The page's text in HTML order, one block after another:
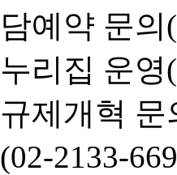
담예약 문의
누리집 운영
규제개혁 문
(02-2133-